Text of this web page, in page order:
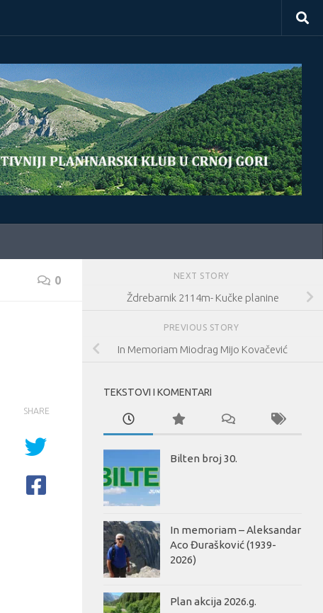
0
SHARE
NEXT STORY
Ždrebarnik 2114m- Kučke planine
PREVIOUS STORY
In Memoriam Miodrag Mijo Kovačević
TEKSTOVI I KOMENTARI
Bilten broj 30.
In memoriam – Aleksandar
Aco Đurašković (1939-
2026)
Plan akcija 2026.g.